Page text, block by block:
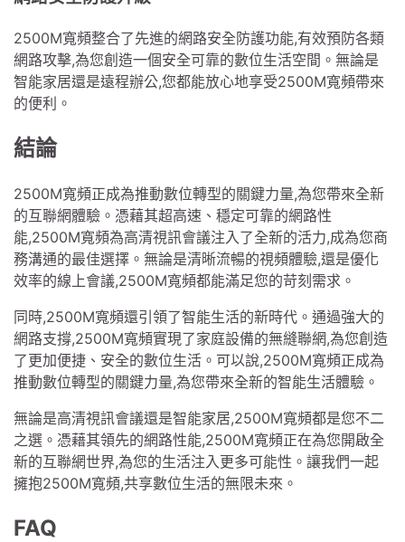
2500M寬頻整合了先進的網路安全防護功能,有效預防各類
網路攻擊,為您創造一個安全可靠的數位生活空間。無論是
智能家居還是遠程辦公,您都能放心地享受2500M寬頻帶來
的便利。
結論
2500M寬頻正成為推動數位轉型的關鍵力量,為您帶來全新
的互聯網體驗。憑藉其超高速、穩定可靠的網路性
能,2500M寬頻為高清視訊會議注入了全新的活力,成為您商
務溝通的最佳選擇。無論是清晰流暢的視頻體驗,還是優化
效率的線上會議,2500M寬頻都能滿足您的苛刻需求。
同時,2500M寬頻還引領了智能生活的新時代。通過強大的
網路支撐,2500M寬頻實現了家庭設備的無縫聯網,為您創造
了更加便捷、安全的數位生活。可以說,2500M寬頻正成為
推動數位轉型的關鍵力量,為您帶來全新的智能生活體驗。
無論是高清視訊會議還是智能家居,2500M寬頻都是您不二
之選。憑藉其領先的網路性能,2500M寬頻正在為您開啟全
新的互聯網世界,為您的生活注入更多可能性。讓我們一起
擁抱2500M寬頻,共享數位生活的無限未來。
FAQ